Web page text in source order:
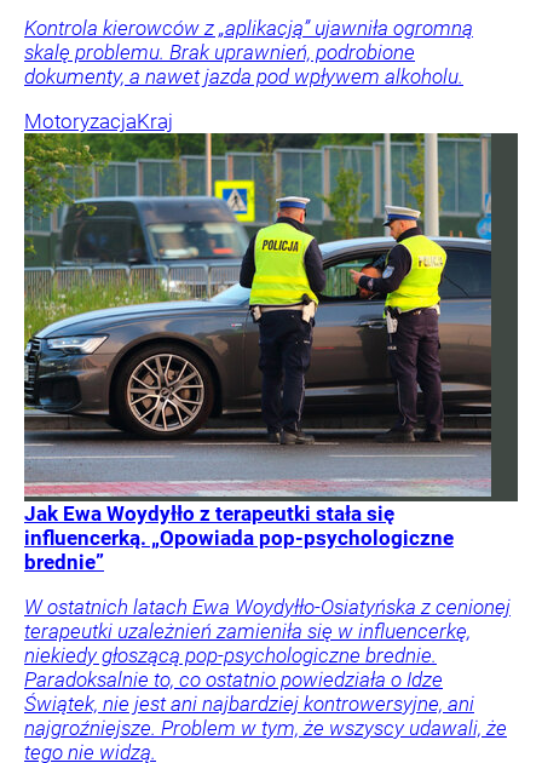
Kontrola kierowców z „aplikacją” ujawniła ogromną
skalę problemu. Brak uprawnień, podrobione
dokumenty, a nawet jazda pod wpływem alkoholu.
MotoryzacjaKraj
Jak Ewa Woydyłło z terapeutki stała się
influencerką. „Opowiada pop-psychologiczne
brednie”
W ostatnich latach Ewa Woydyłło-Osiatyńska z cenionej
terapeutki uzależnień zamieniła się w influencerkę,
niekiedy głoszącą pop-psychologiczne brednie.
Paradoksalnie to, co ostatnio powiedziała o Idze
Świątek, nie jest ani najbardziej kontrowersyjne, ani
najgroźniejsze. Problem w tym, że wszyscy udawali, że
tego nie widzą.